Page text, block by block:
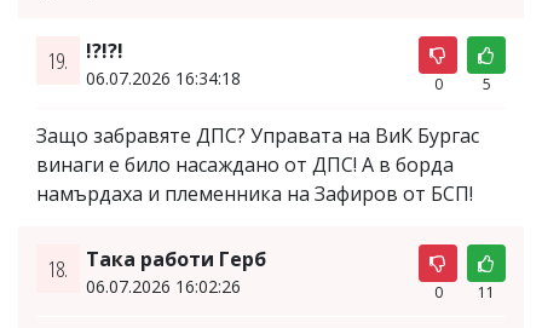
19. !?!?!
06.07.2026 16:34:18 0 5
Защо забравяте ДПС? Управата на ВиК Бургас
винаги е било насаждано от ДПС! А в борда
намърдаха и племенника на Зафиров от БСП!
18. Така работи Герб
06.07.2026 16:02:26 0 11